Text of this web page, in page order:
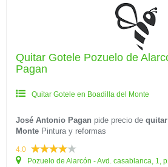
Quitar Gotele Pozuelo de
Pagan
Quitar Gotele en Boadilla del Monte
José Antonio Pagan pide precio de
Monte Pintura y reformas
4.0
Pozuelo de Alarcón - Avd. casablanca, 1,